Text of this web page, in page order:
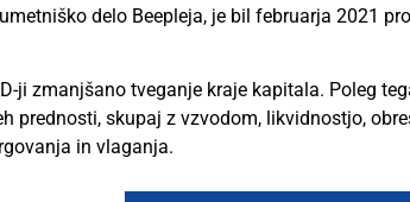
delo Beepleja, je bil februarja 2021
ji zmanjšano tveganje kraje kapitala. Poleg
prednosti, skupaj z vzvodom, likvidnostjo,
in vlaganja.